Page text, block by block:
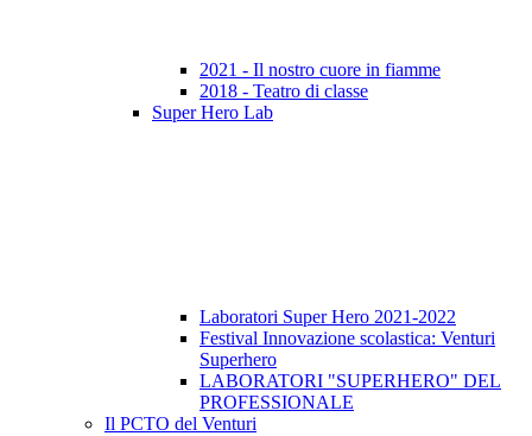
2021 - Il nostro cuore in fiamme
2018 - Teatro di classe
Super Hero Lab
Laboratori Super Hero 2021-2022
Festival Innovazione scolastica: Venturi
Superhero
LABORATORI "SUPERHERO" DEL
PROFESSIONALE
Il PCTO del Venturi